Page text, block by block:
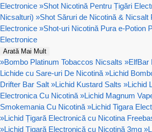
Electronice »Shot Nicotină Pentru Țigări
Nicsalturi) »Shot Săruri de Nicotină & Nicsalt
Electronice »Shot-uri Nicotină Pura e-Potion
Electronice
Arată Mai Mult
»Bombo Platinum Tobaccos Nicsalts »ElfBar
Lichide cu Sare-uri De Nicotină »Lichid
Drifter Bar Salt »Lichid Kustard Salts »Lichid
Electronica Cu Nicotină »Lichid Magnum
Smokemania Cu Nicotină »Lichid Tigara
»Lichid Țigară Electronică cu Nicotina
»Lichid Țigară Electronică cu Nicotină 3mg »